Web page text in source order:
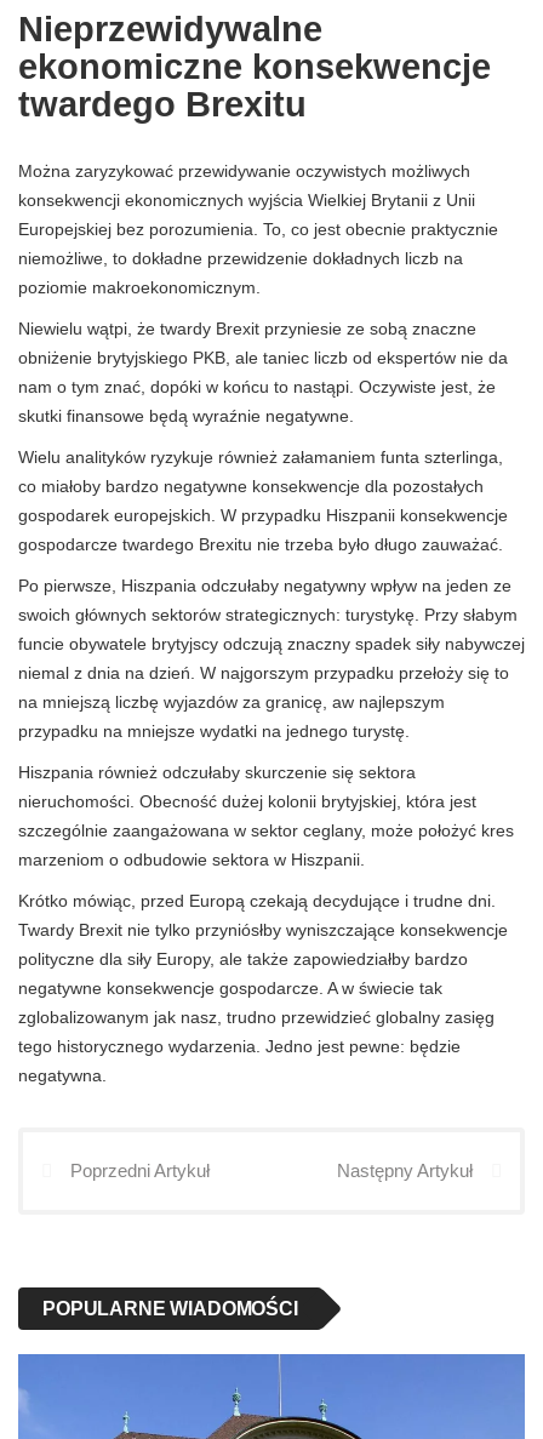
Nieprzewidywalne
ekonomiczne konsekwencje
twardego Brexitu
Można zaryzykować przewidywanie oczywistych możliwych
konsekwencji ekonomicznych wyjścia Wielkiej Brytanii z Unii
Europejskiej bez porozumienia. To, co jest obecnie praktycznie
niemożliwe, to dokładne przewidzenie dokładnych liczb na
poziomie makroekonomicznym.
Niewielu wątpi, że twardy Brexit przyniesie ze sobą znaczne
obniżenie brytyjskiego PKB, ale taniec liczb od ekspertów nie da
nam o tym znać, dopóki w końcu to nastąpi. Oczywiste jest, że
skutki finansowe będą wyraźnie negatywne.
Wielu analityków ryzykuje również załamaniem funta szterlinga,
co miałoby bardzo negatywne konsekwencje dla pozostałych
gospodarek europejskich. W przypadku Hiszpanii konsekwencje
gospodarcze twardego Brexitu nie trzeba było długo zauważać.
Po pierwsze, Hiszpania odczułaby negatywny wpływ na jeden ze
swoich głównych sektorów strategicznych: turystykę. Przy słabym
funcie obywatele brytyjscy odczują znaczny spadek siły nabywczej
niemal z dnia na dzień. W najgorszym przypadku przełoży się to
na mniejszą liczbę wyjazdów za granicę, aw najlepszym
przypadku na mniejsze wydatki na jednego turystę.
Hiszpania również odczułaby skurczenie się sektora
nieruchomości. Obecność dużej kolonii brytyjskiej, która jest
szczególnie zaangażowana w sektor ceglany, może położyć kres
marzeniom o odbudowie sektora w Hiszpanii.
Krótko mówiąc, przed Europą czekają decydujące i trudne dni.
Twardy Brexit nie tylko przyniósłby wyniszczające konsekwencje
polityczne dla siły Europy, ale także zapowiedziałby bardzo
negatywne konsekwencje gospodarcze. A w świecie tak
zglobalizowanym jak nasz, trudno przewidzieć globalny zasięg
tego historycznego wydarzenia. Jedno jest pewne: będzie
negatywna.
Poprzedni Artykuł Następny Artykuł
POPULARNE WIADOMOŚCI